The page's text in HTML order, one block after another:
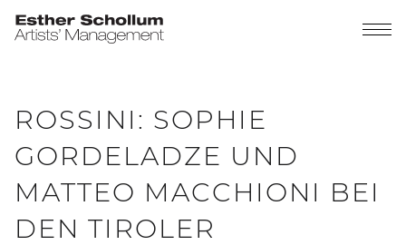
ROSSINI: SOPHIE
GORDELADZE UND
MATTEO MACCHIONI BEI
DEN TIROLER